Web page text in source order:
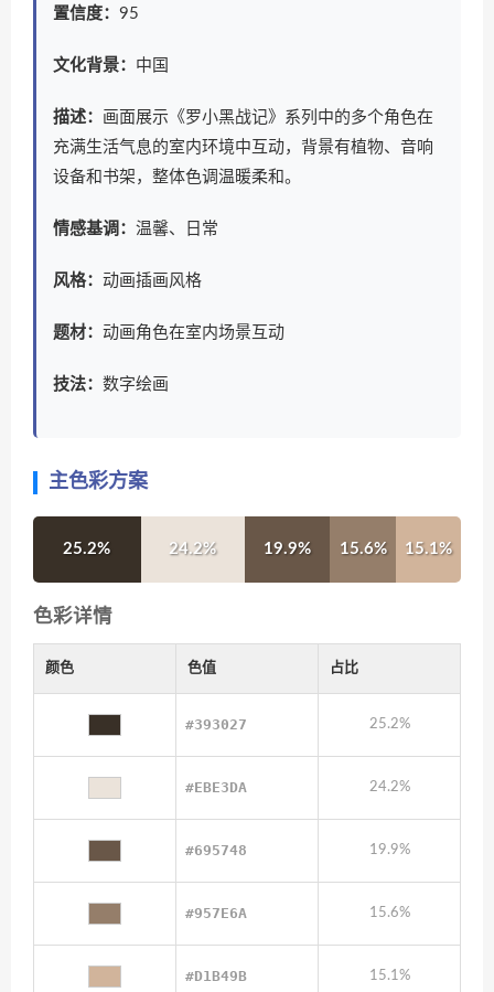
置信度： 95
文化背景： 中国
描述： 画面展示《罗小黑战记》系列中的多个角色在
充满生活气息的室内环境中互动，背景有植物、音响
设备和书架，整体色调温暖柔和。
情感基调： 温馨、日常
风格： 动画插画风格
题材： 动画角色在室内场景互动
技法： 数字绘画
主色彩方案
25.2% 24.2% 19.9% 15.6% 15.1%
色彩详情
颜色 色值 占比
#393027 25.2%
#EBE3DA 24.2%
#695748 19.9%
#957E6A 15.6%
#D1B49B 15.1%